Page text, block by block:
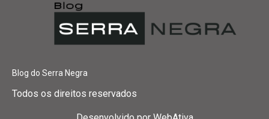
Blog do Serra Negra
Todos os direitos reservados